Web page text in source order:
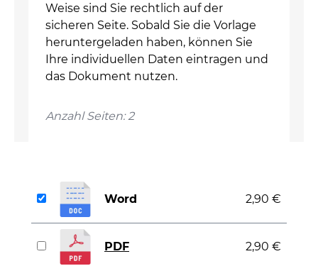
Weise sind Sie rechtlich auf der
sicheren Seite. Sobald Sie die Vorlage
heruntergeladen haben, können Sie
Ihre individuellen Daten eintragen und
das Dokument nutzen.
Anzahl Seiten: 2
Word 2,90 €
PDF 2,90 €